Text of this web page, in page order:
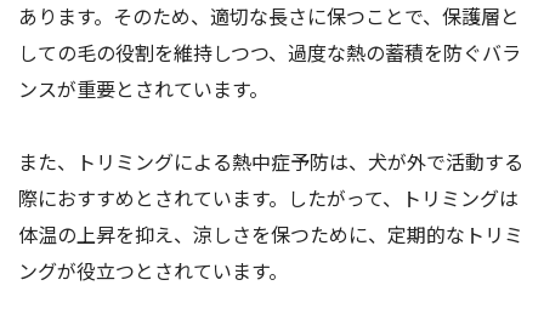
あります。そのため、適切な長さに保つことで、保護層と
しての毛の役割を維持しつつ、過度な熱の蓄積を防ぐバラ
ンスが重要とされています。
また、トリミングによる熱中症予防は、犬が外で活動する
際におすすめとされています。したがって、トリミングは
体温の上昇を抑え、涼しさを保つために、定期的なトリミ
ングが役立つとされています。